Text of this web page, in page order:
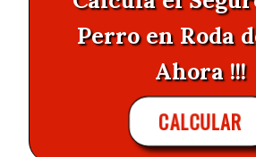
Perro en Roda
Ahora !!!
CALCULAR